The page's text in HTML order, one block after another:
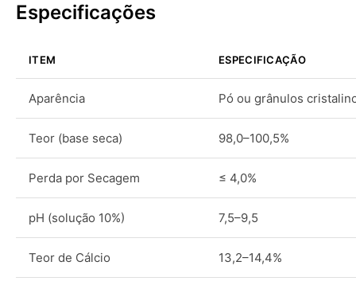
Especificações
ITEM ESPECIFICAÇÃO
Aparência Pó ou grânulos
Teor (base seca) 98,0–100,5%
Perda por Secagem ≤ 4,0%
pH (solução 10%) 7,5–9,5
Teor de Cálcio 13,2–14,4%